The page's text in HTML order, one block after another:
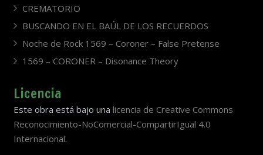
CREMATORIO
BUSCANDO EN EL BAÚL DE LOS RECUERDOS
Noche de Rock 1569 – Coroner – False Pretense
1569 – CORONER – Disonance Theory
Licencia
Este obra está bajo una licencia de Creative Commons
Reconocimiento-NoComercial-CompartirIgual 4.0
Internacional.